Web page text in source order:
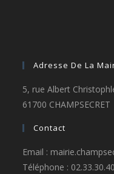
Adresse De La
5, rue Albert
61700 CHAMPSECRET
Contact
Email :
Téléphone :